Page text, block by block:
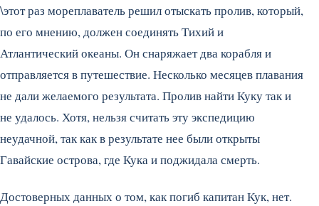
\этот раз мореплаватель решил отыскать пролив, который,
по его мнению, должен соединять Тихий и
Атлантический океаны. Он снаряжает два корабля и
отправляется в путешествие. Несколько месяцев плавания
не дали желаемого результата. Пролив найти Куку так и
не удалось. Хотя, нельзя считать эту экспедицию
неудачной, так как в результате нее были открыты
Гавайские острова, где Кука и поджидала смерть.
Достоверных данных о том, как погиб капитан Кук, нет.